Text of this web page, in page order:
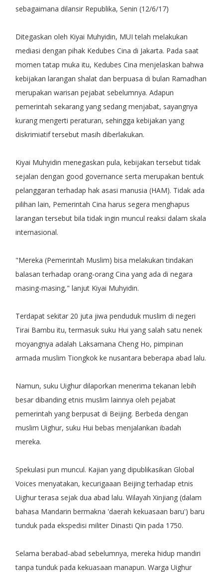
sebagaimana dilansir Republika, Senin (12/6/17)
Ditegaskan oleh Kiyai Muhyidin, MUI telah melakukan
mediasi dengan pihak Kedubes Cina di Jakarta. Pada saat
momen tatap muka itu, Kedubes Cina menjelaskan bahwa
kebijakan larangan shalat dan berpuasa di bulan Ramadhan
merupakan warisan pejabat sebelumnya. Adapun
pemerintah sekarang yang sedang menjabat, sayangnya
kurang mengerti peraturan, sehingga kebijakan yang
diskrimiatif tersebut masih diberlakukan.
Kiyai Muhyidin menegaskan pula, kebijakan tersebut tidak
sejalan dengan good governance serta merupakan bentuk
pelanggaran terhadap hak asasi manusia (HAM). Tidak ada
pilihan lain, Pemerintah Cina harus segera menghapus
larangan tersebut bila tidak ingin muncul reaksi dalam skala
internasional.
"Mereka (Pemerintah Muslim) bisa melakukan tindakan
balasan terhadap orang-orang Cina yang ada di negara
masing-masing," lanjut Kiyai Muhyidin.
Terdapat sekitar 20 juta jiwa penduduk muslim di negeri
Tirai Bambu itu, termasuk suku Hui yang salah satu nenek
moyangnya adalah Laksamana Cheng Ho, pimpinan
armada muslim Tiongkok ke nusantara beberapa abad lalu.
Namun, suku Uighur dilaporkan menerima tekanan lebih
besar dibanding etnis muslim lainnya oleh pejabat
pemerintah yang berpusat di Beijing. Berbeda dengan
muslim Uighur, suku Hui bebas menjalankan ibadah
mereka.
Spekulasi pun muncul. Kajian yang dipublikasikan Global
Voices menyatakan, kecurigaaan Beijing terhadap etnis
Uighur terasa sejak dua abad lalu. Wilayah Xinjiang (dalam
bahasa Mandarin bermakna 'daerah kekuasaan baru') baru
tunduk pada ekspedisi militer Dinasti Qin pada 1750.
Selama berabad-abad sebelumnya, mereka hidup mandiri
tanpa tunduk pada kekuasaan manapun. Warga Uighur